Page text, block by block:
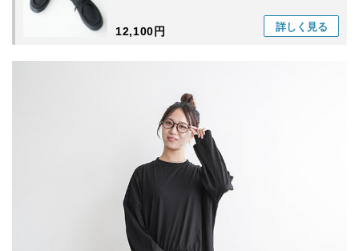
12,100円 詳しく 見る